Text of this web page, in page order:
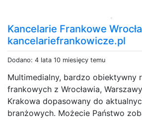
Kancelarie Frankowe
kancelariefrankowicze.pl
Dodano: 4 lata 10 miesięcy temu
Multimedialny, bardzo obiektywny
frankowych z Wrocławia,
Krakowa dopasowany do
branżowych. Możecie Państwo